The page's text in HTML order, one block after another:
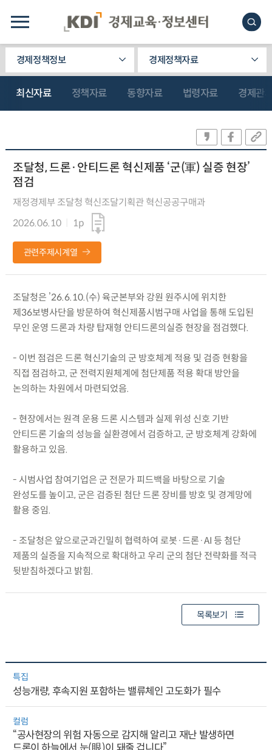
경제정책정보 경제정책자료
최신자료 정책자료 동향자료 법령자료 경제관
조달청, 드론·안티드론 혁신제품 ‘군(軍) 실증 현장’
점검
재정경제부 조달청 혁신조달기획관 혁신공공구매과
2026.06.10
1p
관련주제시계열
조달청은 ’26.6.10.(수) 육군본부와 강원 원주시에 위치한
제36보병사단을 방문하여 혁신제품시범구매 사업을 통해 도입된
무인 운영 드론과 차량 탑재형 안티드론의실증 현장을 점검했다.
- 이번 점검은 드론 혁신기술의 군 방호체계 적용 및 검증 현황을
직접 점검하고, 군 전력지원체계에 첨단제품 적용 확대 방안을
논의하는 차원에서 마련되었음.
- 현장에서는 원격 운용 드론 시스템과 실제 위성 신호 기반
안티드론 기술의 성능을 실환경에서 검증하고, 군 방호체계 강화에
활용하고 있음.
- 시범사업 참여기업은 군 전문가 피드백을 바탕으로 기술
완성도를 높이고, 군은 검증된 첨단 드론 장비를 방호 및 경계망에
활용 중임.
- 조달청은 앞으로군과긴밀히 협력하여 로봇·드론·AI 등 첨단
제품의 실증을 지속적으로 확대하고 우리 군의 첨단 전략화를 적극
뒷받침하겠다고 밝힘.
목록보기
특집
성능개량, 후속지원 포함하는 밸류체인 고도화가 필수
컬럼
“공사현장의 위험 자동으로 감지해 알리고 재난 발생하면